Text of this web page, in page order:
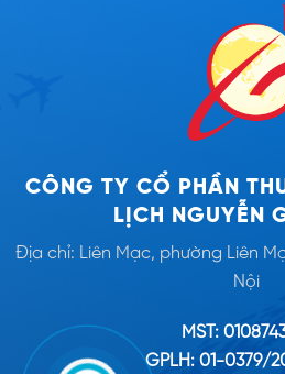
CÔNG TY CỔ PHẦN
LỊCH NGUYỄN
Địa chỉ: Liên Mạc, phường Liên
Nội
MST:
GPLH: 01-0379/